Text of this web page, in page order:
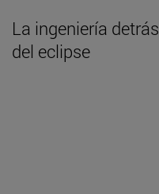
La ingeniería detrás
del eclipse